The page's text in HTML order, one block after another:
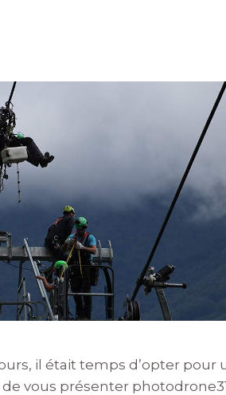
il était temps d’opter pour
de vous présenter